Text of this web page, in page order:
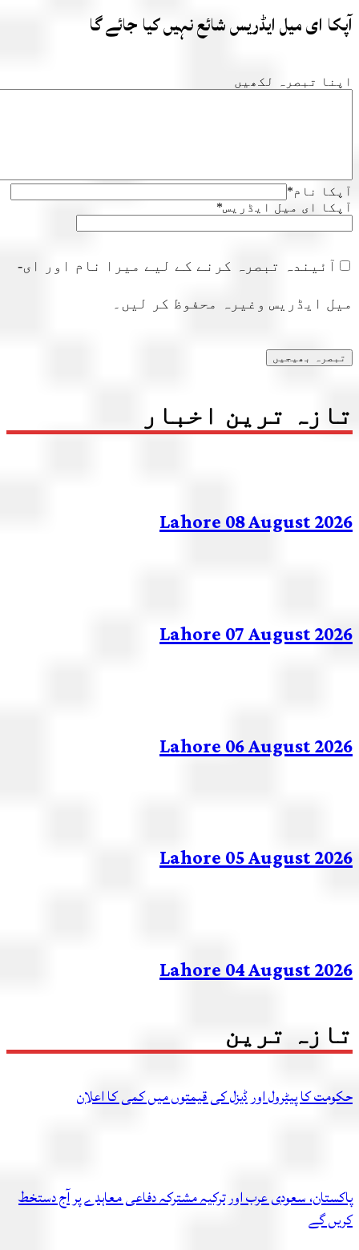
ای میل ایڈریس شائع نہیں کیا جائے گا
تبصرہ لکھیں
نام
*
ای میل ایڈریس *
آئیندہ تبصرہ کرنے کے لیے میرا نام اور ای-
ایڈریس وغیرہ محفوظ کر لیں۔
ترین اخبار
Lahore 08 August
Lahore 07 August
Lahore 06 August
Lahore 05 August
Lahore 04 August
ترین
کا پیٹرول اور ڈیزل کی قیمتوں میں کمی کا اعلان
سعودی عرب اور ترکیہ مشترکہ دفاعی معاہدے پر آج دستخط
گے